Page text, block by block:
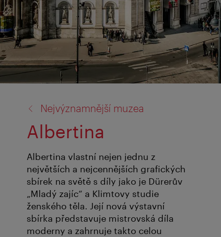
Nejvýznamnější muzea
Albertina
Albertina vlastní nejen jednu z
největších a nejcennějších grafických
sbírek na světě s díly jako je Dürerův
„Mladý zajíc“ a Klimtovy studie
ženského těla. Její nová výstavní
sbírka představuje mistrovská díla
moderny a zahrnuje takto celou